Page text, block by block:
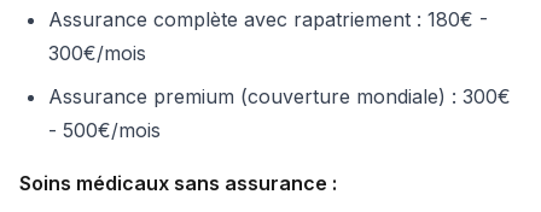
Assurance complète avec rapatriement : 180€ -
300€/mois
Assurance premium (couverture mondiale) : 300€
- 500€/mois
Soins médicaux sans assurance :